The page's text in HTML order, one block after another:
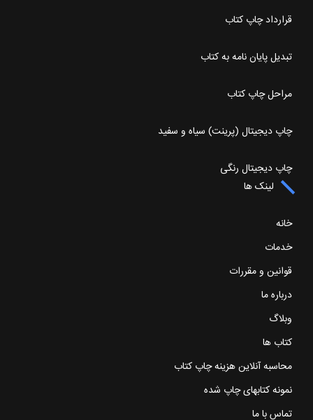
قرارداد چاپ کتاب
تبدیل پایان نامه به کتاب
مراحل چاپ کتاب
چاپ دیجیتال (پرینت) سیاه و سفید
چاپ دیجیتال رنگی
لینک ها
خانه
خدمات
قوانین و مقررات
درباره ما
وبلاگ
کتاب ها
محاسبه آنلاین هزینه چاپ کتاب
نمونه کتابهای چاپ شده
تماس با ما